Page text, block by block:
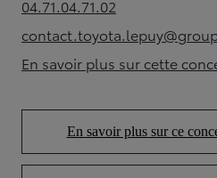
04.71.04.71.02(Opens in new tab)
En savoir plus sur cette
(Opens in
En savoir plus sur ce